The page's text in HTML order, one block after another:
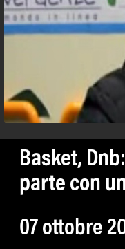
Basket,
parte con
07 ottobre